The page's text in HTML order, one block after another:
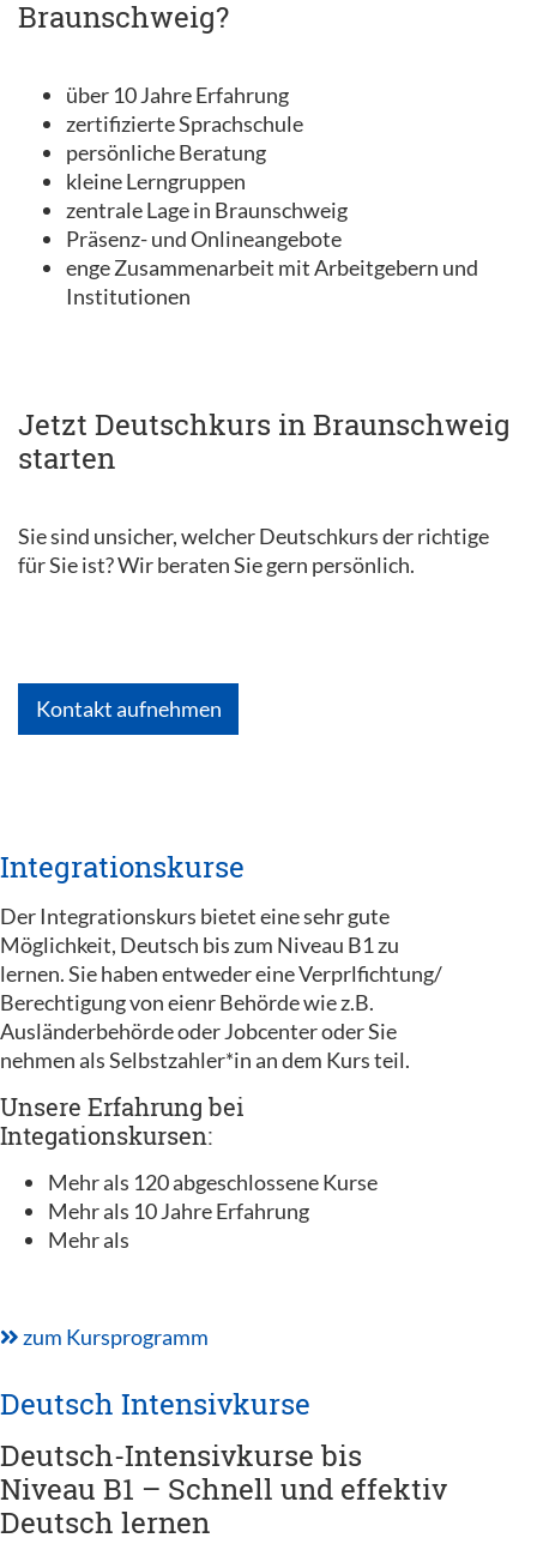
Braunschweig?
über 10 Jahre Erfahrung
zertifizierte Sprachschule
persönliche Beratung
kleine Lerngruppen
zentrale Lage in Braunschweig
Präsenz- und Onlineangebote
enge Zusammenarbeit mit Arbeitgebern und
Institutionen
Jetzt Deutschkurs in Braunschweig
starten
Sie sind unsicher, welcher Deutschkurs der richtige
für Sie ist? Wir beraten Sie gern persönlich.
Kontakt aufnehmen
Integrationskurse
Der Integrationskurs bietet eine sehr gute
Möglichkeit, Deutsch bis zum Niveau B1 zu
lernen. Sie haben entweder eine Verprlfichtung/
Berechtigung von eienr Behörde wie z.B.
Ausländerbehörde oder Jobcenter oder Sie
nehmen als Selbstzahler*in an dem Kurs teil.
Unsere Erfahrung bei
Integationskursen:
Mehr als 120 abgeschlossene Kurse
Mehr als 10 Jahre Erfahrung
Mehr als
zum Kursprogramm
Deutsch Intensivkurse
Deutsch-Intensivkurse bis
Niveau B1 – Schnell und effektiv
Deutsch lernen